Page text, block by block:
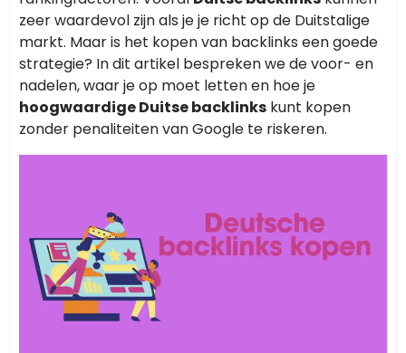
zeer waardevol zijn als je je richt op de Duitstalige
markt. Maar is het kopen van backlinks een goede
strategie? In dit artikel bespreken we de voor- en
nadelen, waar je op moet letten en hoe je
hoogwaardige Duitse backlinks kunt kopen
zonder penaliteiten van Google te riskeren.